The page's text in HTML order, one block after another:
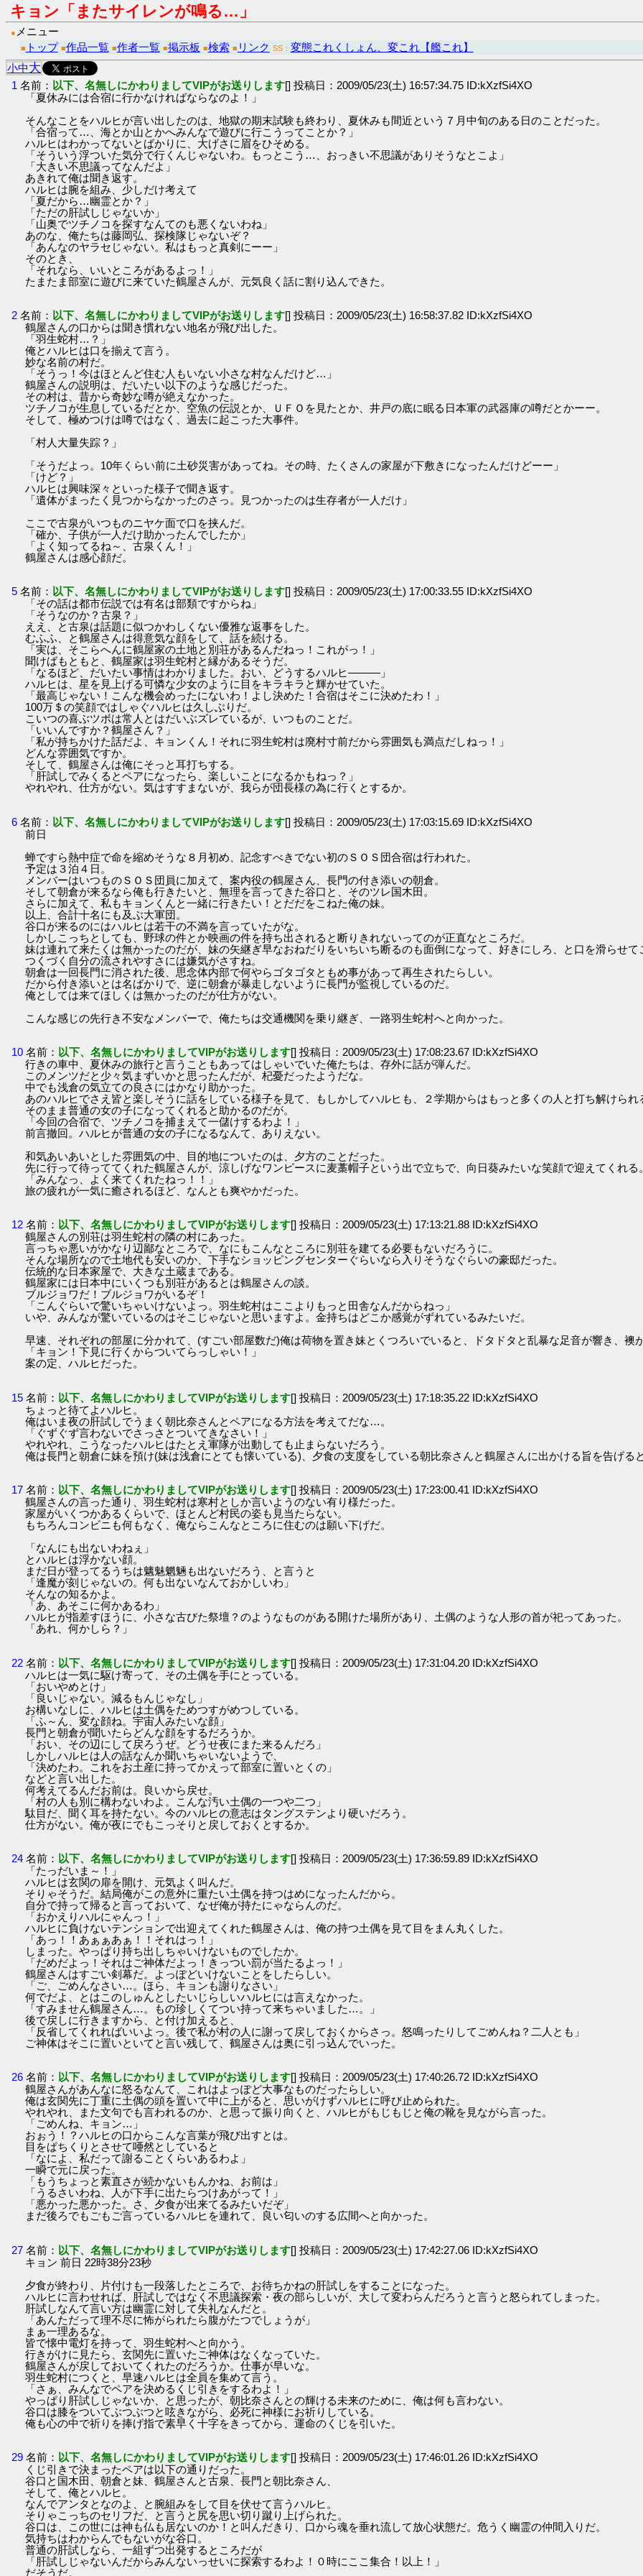
キョン「またサイレンが鳴る…」
● メニュー
■ トップ ■作品一覧 ■作者一覧 ■掲示板 ■検索 ■ リンク SS： 変態これくしょん、変これ【艦これ】
小中大
1 名前： 以下、名無しにかわりましてVIPがお送りします[] 投稿日：2009/05/23(土) 16:57:34.75 ID:kXzfSi4XO
「夏休みには合宿に行かなければならなのよ！」
そんなことをハルヒが言い出したのは、地獄の期末試験も終わり、夏休みも間近という７月中旬のある日のことだった。
「合宿って…、海とか山とかへみんなで遊びに行こうってことか？」
ハルヒはわかってないとばかりに、大げさに眉をひそめる。
「そういう浮ついた気分で行くんじゃないわ。もっとこう…、おっきい不思議がありそうなとこよ」
「大きい不思議ってなんだよ」
あきれて俺は聞き返す。
ハルヒは腕を組み、少しだけ考えて
「夏だから…幽霊とか？」
「ただの肝試しじゃないか」
「山奥でツチノコを探すなんてのも悪くないわね」
あのな、俺たちは藤岡弘、探検隊じゃないぞ？
「あんなのヤラセじゃない。私はもっと真剣にーー」
そのとき、
「それなら、いいところがあるよっ！」
たまたま部室に遊びに来ていた鶴屋さんが、元気良く話に割り込んできた。
2 名前： 以下、名無しにかわりましてVIPがお送りします[] 投稿日：2009/05/23(土) 16:58:37.82 ID:kXzfSi4XO
鶴屋さんの口からは聞き慣れない地名が飛び出した。
「羽生蛇村…？」
俺とハルヒは口を揃えて言う。
妙な名前の村だ。
「そうっ！今はほとんど住む人もいない小さな村なんだけど…」
鶴屋さんの説明は、だいたい以下のような感じだった。
その村は、昔から奇妙な噂が絶えなかった。
ツチノコが生息しているだとか、空魚の伝説とか、ＵＦＯを見たとか、井戸の底に眠る日本軍の武器庫の噂だとかーー。
そして、極めつけは噂ではなく、過去に起こった大事件。
「村人大量失踪？」
「そうだよっ。10年くらい前に土砂災害があってね。その時、たくさんの家屋が下敷きになったんだけどーー」
「けど？」
ハルヒは興味深々といった様子で聞き返す。
「遺体がまったく見つからなかったのさっ。見つかったのは生存者が一人だけ」
ここで古泉がいつものニヤケ面で口を挟んだ。
「確か、子供が一人だけ助かったんでしたか」
「よく知ってるね～、古泉くん！」
鶴屋さんは感心顔だ。
5 名前： 以下、名無しにかわりましてVIPがお送りします[] 投稿日：2009/05/23(土) 17:00:33.55 ID:kXzfSi4XO
「その話は都市伝説では有名は部類ですからね」
「そうなのか？古泉？」
ええ、と古泉は話題に似つかわしくない優雅な返事をした。
むふふ、と鶴屋さんは得意気な顔をして、話を続ける。
「実は、そこらへんに鶴屋家の土地と別荘があるんだねっ！これがっ！」
聞けばもともと、鶴屋家は羽生蛇村と縁があるそうだ。
「なるほど、だいたい事情はわかりました。おい、どうするハルヒ―――」
ハルヒは、星を見上げる可憐な少女のように目をキラキラと輝かせていた。
「最高じゃない！こんな機会めったにないわ！よし決めた！合宿はそこに決めたわ！」
100万＄の笑顔ではしゃぐハルヒは久しぶりだ。
こいつの喜ぶツボは常人とはだいぶズレているが、いつものことだ。
「いいんですか？鶴屋さん？」
「私が持ちかけた話だよ、キョンくん！それに羽生蛇村は廃村寸前だから雰囲気も満点だしねっ！」
どんな雰囲気ですか。
そして、鶴屋さんは俺にそっと耳打ちする。
「肝試しでみくるとペアになったら、楽しいことになるかもねっ？」
やれやれ、仕方がない。気はすすまないが、我らが団長様の為に行くとするか。
6 名前： 以下、名無しにかわりましてVIPがお送りします[] 投稿日：2009/05/23(土) 17:03:15.69 ID:kXzfSi4XO
前日
蝉ですら熱中症で命を縮めそうな８月初め、記念すべきでない初のＳＯＳ団合宿は行われた。
予定は３泊４日。
メンバーはいつものＳＯＳ団員に加えて、案内役の鶴屋さん、長門の付き添いの朝倉。
そして朝倉が来るなら俺も行きたいと、無理を言ってきた谷口と、そのツレ国木田。
さらに加えて、私もキョンくんと一緒に行きたい！とだだをこねた俺の妹。
以上、合計十名にも及ぶ大軍団。
谷口が来るのにはハルヒは若干の不満を言っていたがな。
しかしこっちとしても、野球の件とか映画の件を持ち出されると断りきれないってのが正直なところだ。
妹は連れて来たくは無かったのだが、妹の矢継ぎ早なおねだりをいちいち断るのも面倒になって、好きにしろ、と口を滑らせて
つくづく自分の流されやすさには嫌気がさすね。
朝倉は一回長門に消された後、思念体内部で何やらゴタゴタともめ事があって再生されたらしい。
だから付き添いとは名ばかりで、逆に朝倉が暴走しないように長門が監視しているのだ。
俺としては来てほしくは無かったのだが仕方がない。
こんな感じの先行き不安なメンバーで、俺たちは交通機関を乗り継ぎ、一路羽生蛇村へと向かった。
10 名前： 以下、名無しにかわりましてVIPがお送りします[] 投稿日：2009/05/23(土) 17:08:23.67 ID:kXzfSi4XO
行きの車中、夏休みの旅行と言うこともあってはしゃいでいた俺たちは、存外に話が弾んだ。
このメンツだと少々気まずいかと思ったんだが、杞憂だったようだな。
中でも浅倉の気立ての良さにはかなり助かった。
あのハルヒでさえ皆と楽しそうに話をしている様子を見て、もしかしてハルヒも、２学期からはもっと多くの人と打ち解けら
そのまま普通の女の子になってくれると助かるのだが。
「今回の合宿で、ツチノコを捕まえて一儲けするわよ！」
前言撤回。ハルヒが普通の女の子になるなんて、ありえない。
和気あいあいとした雰囲気の中、目的地についたのは、夕方のことだった。
先に行って待っててくれた鶴屋さんが、涼しげなワンピースに麦藁帽子という出で立ちで、向日葵みたいな笑顔で迎えてくれる。
「みんなっ、よく来てくれたねっ！！」
旅の疲れが一気に癒されるほど、なんとも爽やかだった。
12 名前： 以下、名無しにかわりましてVIPがお送りします[] 投稿日：2009/05/23(土) 17:13:21.88 ID:kXzfSi4XO
鶴屋さんの別荘は羽生蛇村の隣の村にあった。
言っちゃ悪いがかなり辺鄙なところで、なにもこんなところに別荘を建てる必要もないだろうに。
そんな場所なので土地代も安いのか、下手なショッピングセンターぐらいなら入りそうなぐらいの豪邸だった。
伝統的な日本家屋で、大きな土蔵まである。
鶴屋家には日本中にいくつも別荘があるとは鶴屋さんの談。
ブルジョワだ！ブルジョワがいるぞ！
「こんぐらいで驚いちゃいけないよっ。羽生蛇村はここよりもっと田舎なんだからねっ」
いや、みんなが驚いているのはそこじゃないと思いますよ。金持ちはどこか感覚がずれているみたいだ。
早速、それぞれの部屋に分かれて、(すごい部屋数だ)俺は荷物を置き妹とくつろいでいると、ドタドタと乱暴な足音が響き、襖
「キョン！下見に行くからついてらっしゃい！」
案の定、ハルヒだった。
15 名前： 以下、名無しにかわりましてVIPがお送りします[] 投稿日：2009/05/23(土) 17:18:35.22 ID:kXzfSi4XO
ちょっと待てよハルヒ。
俺はいま夜の肝試しでうまく朝比奈さんとペアになる方法を考えてだな…。
「ぐずぐず言わないでさっさとついてきなさい！」
やれやれ、こうなったハルヒはたとえ軍隊が出動しても止まらないだろう。
俺は長門と朝倉に妹を預け(妹は浅倉にとても懐いている)、夕食の支度をしている朝比奈さんと鶴屋さんに出かける旨を告げる
17 名前： 以下、名無しにかわりましてVIPがお送りします[] 投稿日：2009/05/23(土) 17:23:00.41 ID:kXzfSi4XO
鶴屋さんの言った通り、羽生蛇村は寒村としか言いようのない有り様だった。
家屋がいくつかあるくらいで、ほとんど村民の姿も見当たらない。
もちろんコンビニも何もなく、俺ならこんなところに住むのは願い下げだ。
「なんにも出ないわねぇ」
とハルヒは浮かない顔。
まだ日が登ってるうちは魑魅魍魎も出ないだろう、と言うと
「逢魔が刻じゃないの。何も出ないなんておかしいわ」
そんなの知るかよ。
「あ、あそこに何かあるわ」
ハルヒが指差すほうに、小さな古びた祭壇？のようなものがある開けた場所があり、土偶のような人形の首が祀ってあった。
「あれ、何かしら？」
22 名前： 以下、名無しにかわりましてVIPがお送りします[] 投稿日：2009/05/23(土) 17:31:04.20 ID:kXzfSi4XO
ハルヒは一気に駆け寄って、その土偶を手にとっている。
「おいやめとけ」
「良いじゃない。減るもんじゃなし」
お構いなしに、ハルヒは土偶をためつすがめつしている。
「ふ～ん、変な顔ね。宇宙人みたいな顔」
長門と朝倉が聞いたらどんな顔をするだろうか。
「おい、その辺にして戻ろうぜ。どうせ夜にまた来るんだろ」
しかしハルヒは人の話なんか聞いちゃいないようで、
「決めたわ。これをお土産に持ってかえって部室に置いとくの」
などと言い出した。
何考えてるんだお前は。良いから戻せ。
「村の人も別に構わないわよ。こんな汚い土偶の一つや二つ」
駄目だ、聞く耳を持たない。今のハルヒの意志はタングステンより硬いだろう。
仕方がない。俺が夜にでもこっそりと戻しておくとするか。
24 名前： 以下、名無しにかわりましてVIPがお送りします[] 投稿日：2009/05/23(土) 17:36:59.89 ID:kXzfSi4XO
「たっだいま～！」
ハルヒは玄関の扉を開け、元気よく叫んだ。
そりゃそうだ。結局俺がこの意外に重たい土偶を持つはめになったんだから。
自分で持って帰ると言っておいて、なぜ俺が持たにゃならんのだ。
「おかえりハルにゃんっ！」
ハルヒに負けないテンションで出迎えてくれた鶴屋さんは、俺の持つ土偶を見て目をまん丸くした。
「あっ！！あぁぁあぁ！！それはっ！」
しまった。やっぱり持ち出しちゃいけないものでしたか。
「だめだよっ！それはご神体だよっ！きっつい罰が当たるよっ！」
鶴屋さんはすごい剣幕だ。よっぽどいけないことをしたらしい。
「ご、ごめんなさい…。ほら、キョンも謝りなさい」
何でだよ、とはこのしゅんとしたいじらしいハルヒには言えなかった。
「すみません鶴屋さん…。もの珍しくてつい持って来ちゃいました…。」
後で戻しに行きますから、と付け加えると、
「反省してくれればいいよっ。後で私が村の人に謝って戻しておくからさっ。怒鳴ったりしてごめんね？二人とも」
ご神体はそこに置いといてと言い残して、鶴屋さんは奥に引っ込んでいった。
26 名前： 以下、名無しにかわりましてVIPがお送りします[] 投稿日：2009/05/23(土) 17:40:26.72 ID:kXzfSi4XO
鶴屋さんがあんなに怒るなんて、これはよっぽど大事なものだったらしい。
俺は玄関先に丁重に土偶の頭を置いて中に上がると、思いがけずハルヒに呼び止められた。
やれやれ、また文句でも言われるのか、と思って振り向くと、ハルヒがもじもじと俺の靴を見ながら言った。
「ごめんね、キョン…」
おぉう！？ハルヒの口からこんな言葉が飛び出すとは。
目をぱちくりとさせて唖然としていると
「なによ、私だって謝ることくらいあるわよ」
一瞬で元に戻った。
「もうちょっと素直さが続かないもんかね、お前は」
「うるさいわね、人が下手に出たらつけあがって！」
「悪かった悪かった。さ、夕食が出来てるみたいだぞ」
まだ後ろでもごもご言っているハルヒを連れて、良い匂いのする広間へと向かった。
27 名前： 以下、名無しにかわりましてVIPがお送りします[] 投稿日：2009/05/23(土) 17:42:27.06 ID:kXzfSi4XO
キョン 前日 22時38分23秒
夕食が終わり、片付けも一段落したところで、お待ちかねの肝試しをすることになった。
ハルヒに言わせれば、肝試しではなく不思議探索・夜の部らしいが、大して変わらんだろうと言うと怒られてしまった。
肝試しなんて言い方は幽霊に対して失礼なんだと。
「あんただって理不尽に怖がられたら腹がたつでしょうが」
まぁ一理あるな。
皆で懐中電灯を持って、羽生蛇村へと向かう。
行きがけに見たら、玄関先に置いたご神体はなくなっていた。
鶴屋さんが戻しておいてくれたのだろうか。仕事が早いな。
羽生蛇村につくと、早速ハルヒは全員を集めて言う。
「さぁ、みんなでペアを決めるくじ引きをするわよ！」
やっぱり肝試しじゃないか、と思ったが、朝比奈さんとの輝ける未来のために、俺は何も言わない。
谷口は膝をついてぶつぶつと呟きながら、必死に神様にお祈りしている。
俺も心の中で祈りを捧げ指で素早く十字をきってから、運命のくじを引いた。
29 名前： 以下、名無しにかわりましてVIPがお送りします[] 投稿日：2009/05/23(土) 17:46:01.26 ID:kXzfSi4XO
くじ引きで決まったペアは以下の通りだった。
谷口と国木田、朝倉と妹、鶴屋さんと古泉、長門と朝比奈さん、
そして、俺とハルヒ。
なんでアンタとなのよ、と腕組みをして目を伏せて言うハルヒ。
そりゃこっちのセリフだ、と言うと尻を思い切り蹴り上げられた。
谷口は、この世には神も仏も居ないのか！と叫んだきり、口から魂を垂れ流して放心状態だ。危うく幽霊の仲間入りだ。
気持ちはわからんでもないがな谷口。
普通の肝試しなら、一組ずつ出発するところだが
「肝試しじゃないんだからみんないっせいに探索するわよ！０時にここ集合！以上！」
だそうだ。